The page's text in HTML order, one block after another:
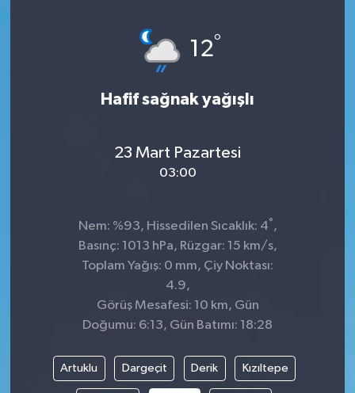
12°
Hafif sağnak yağışlı
23 Mart Pazartesi
03:00
Nem: %93, Hissedilen Sıcaklık: 4° ,
Basınç: 1013 hPa, Rüzgar: 15 km/s,
Toplam Yağış: 0 mm, Çiy Noktası:
4.9,
Görüş Mesafesi: 10 km, Gün
Doğumu: 6:13, Gün Batımı: 18:28
Artuklu Dargeçit Derik Kızıltepe
KURDÎ
Sağlık & Yaşam